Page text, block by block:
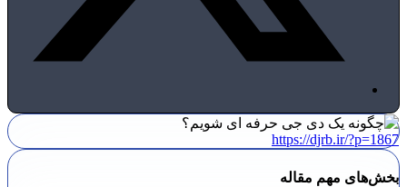
https://djrb.ir/?p=1867
بخش‌های مهم مقاله